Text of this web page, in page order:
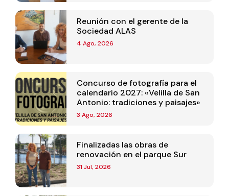
Reunión con el gerente de la
Sociedad ALAS
4 Ago, 2026
Concurso de fotografía para el
calendario 2027: «Velilla de San
Antonio: tradiciones y paisajes»
3 Ago, 2026
Finalizadas las obras de
renovación en el parque Sur
31 Jul, 2026